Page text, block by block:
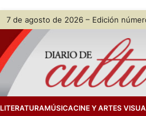
Saltar
contenido
Skip
content
7 de agosto de 2026 – Edición
LITERATURAMÚSICACINE Y ARTES